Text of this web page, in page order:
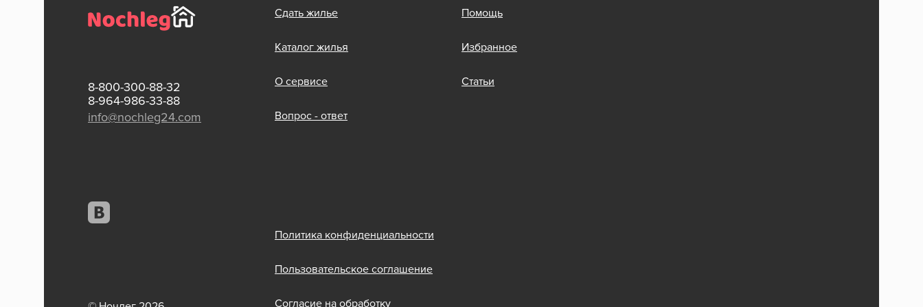
8-800-300-88-32
8-964-986-33-88
info@nochleg24.com
Сдать жилье
Каталог жилья
О сервисе
Вопрос - ответ
Помощь
Избранное
Статьи
Политика конфиденциальности
Пользовательское соглашение
Согласие на обработку